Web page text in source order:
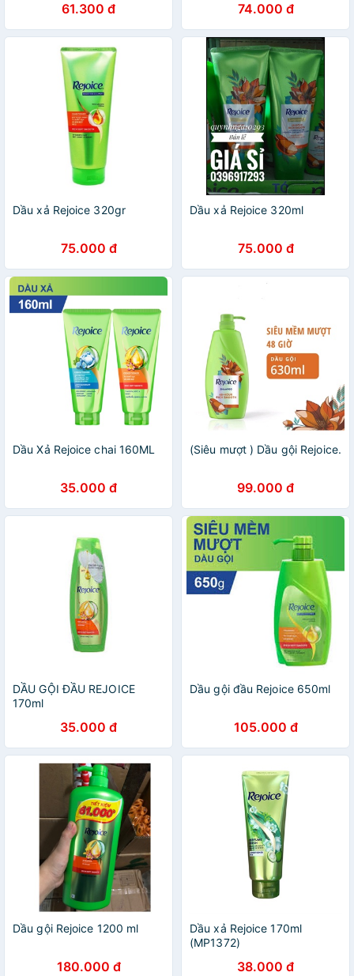
61.300 đ 74.000 đ
Dầu xả Rejoice 320gr
75.000 đ
Dầu xả Rejoice 320ml
75.000 đ
Dầu Xả Rejoice chai 160ML
35.000 đ
(Siêu mượt ) Dầu gội Rejoice.
99.000 đ
DẦU GỘI ĐẦU REJOICE
170ml
35.000 đ
Dầu gội đầu Rejoice 650ml
105.000 đ
Dầu gội Rejoice 1200 ml
180.000 đ
Dầu xả Rejoice 170ml
(MP1372)
38.000 đ